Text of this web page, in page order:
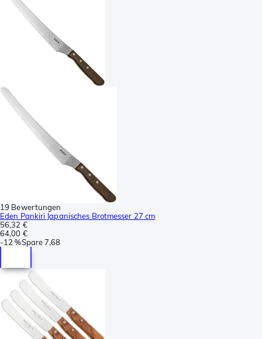
19 Bewertungen
Eden Pankiri Japanisches Brotmesser 27 cm
56,32 €
64,00 €
-12 %Spare7,68